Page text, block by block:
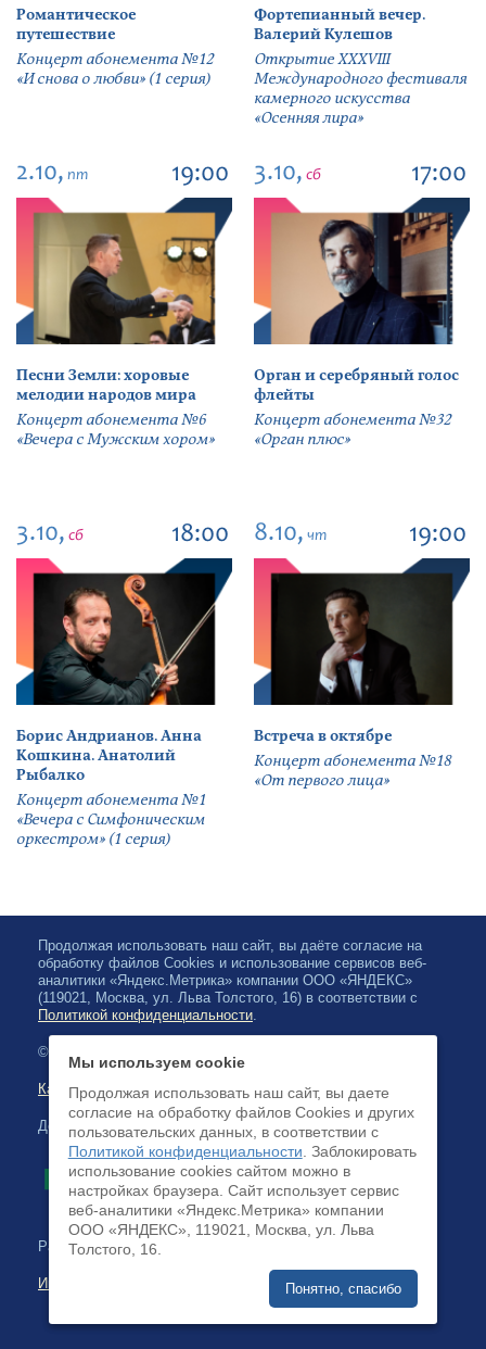
Романтическое
путешествие
Концерт абонемента №12
«И снова о любви» (1 серия)
Фортепианный вечер.
Валерий Кулешов
Открытие ХХХVIII
Международного фестиваля
камерного искусства
«Осенняя лира»
2.10, пт 19:00
Песни Земли: хоровые
мелодии народов мира
Концерт абонемента №6
«Вечера с Мужским хором»
3.10, сб 17:00
Орган и серебряный голос
флейты
Концерт абонемента №32
«Орган плюс»
3.10, сб 18:00
Борис Андрианов. Анна
Кошкина. Анатолий
Рыбалко
Концерт абонемента №1
«Вечера с Симфоническим
оркестром» (1 серия)
8.10, чт 19:00
Встреча в октябре
Концерт абонемента №18
«От первого лица»
Продолжая использовать наш сайт, вы даёте согласие на
обработку файлов Cookies и использование сервисов веб-
аналитики «Яндекс.Метрика» компании ООО «ЯНДЕКС»
(119021, Москва, ул. Льва Толстого, 16) в соответствии с
Политикой конфиденциальности.
© 2026, Карельская Государственная филармония
Карта сайта
Доступна оплата банковскими картами
Разработка сайта:
Интернет-бизнес-системы
Мы используем cookie
Продолжая использовать наш сайт, вы даете
согласие на обработку файлов Cookies и других
пользовательских данных, в соответствии с
Политикой конфиденциальности . Заблокировать
использование cookies сайтом можно в
настройках браузера. Cайт использует сервис
веб-аналитики «Яндекс.Метрика» компании
ООО «ЯНДЕКС», 119021, Москва, ул. Льва
Толстого, 16.
Понятно, спасибо